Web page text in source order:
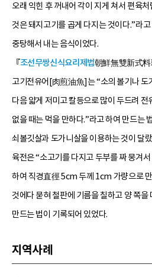
오래 익힌 후 꺼내어 각이 지게 쳐서 편육
것은 돼지고기를 곱게 다지는 것이다.”라
중탕해서 내는 음식이었다.
『조선무쌍신식요리제법朝鮮無雙新式
고기전유어[肉煎油魚]는 “소의 볼기나 도
다음 얇게 저미고 칼등으로 많이 두드려
없을 때는 먹을 만하다.”라고 하여 만드는
쇠볼깃살과 도가니살을 이용하는 것이 달
육전은 “소고기를 다지고 두부를 짜 뭉겨
하여 직경直徑 5cm 두께 1cm 가량으로
것에다 묻혀 철판에 기름을 칠하고 양 쪽을
만드는 법이 기록되어 있었다.
지역사례